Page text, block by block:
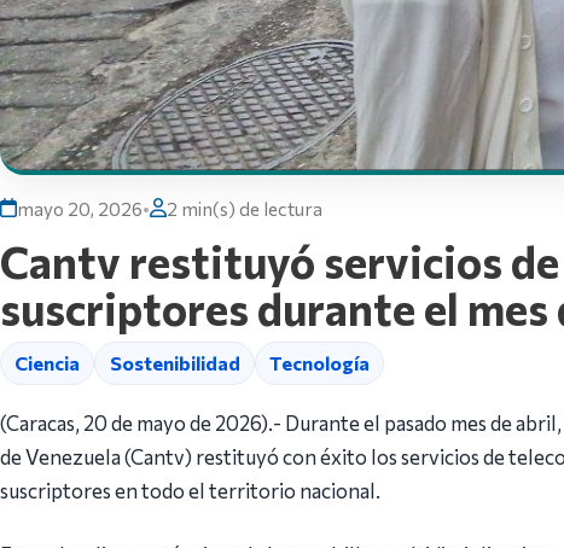
mayo 20, 2026• 2 min(s) de lectura
Cantv restituyó servicios
suscriptores durante el mes
Ciencia Sostenibilidad Tecnología
(Caracas, 20 de mayo de 2026).- Durante el pasado mes de
de Venezuela (Cantv) restituyó con éxito los servicios de
suscriptores en todo el territorio nacional.